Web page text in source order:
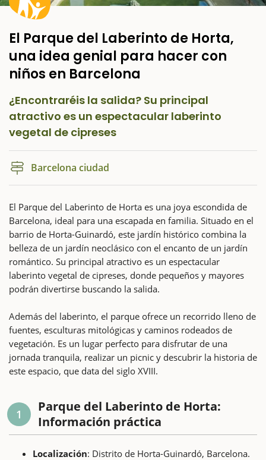
El Parque del Laberinto de Horta,
una idea genial para hacer con
niños en Barcelona
¿Encontraréis la salida? Su principal
atractivo es un espectacular laberinto
vegetal de cipreses
Barcelona ciudad
El Parque del Laberinto de Horta es una joya escondida de
Barcelona, ideal para una escapada en familia. Situado en el
barrio de Horta-Guinardó, este jardín histórico combina la
belleza de un jardín neoclásico con el encanto de un jardín
romántico. Su principal atractivo es un espectacular
laberinto vegetal de cipreses, donde pequeños y mayores
podrán divertirse buscando la salida.
Además del laberinto, el parque ofrece un recorrido lleno de
fuentes, esculturas mitológicas y caminos rodeados de
vegetación. Es un lugar perfecto para disfrutar de una
jornada tranquila, realizar un picnic y descubrir la historia de
este espacio, que data del siglo XVIII.
1
Parque del Laberinto de Horta:
Información práctica
Localización: Distrito de Horta-Guinardó, Barcelona.